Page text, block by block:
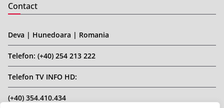
Contact
Deva | Hunedoara | Romania
Telefon: (+40) 254 213 222
Telefon TV INFO HD:
(+40) 354.410.434